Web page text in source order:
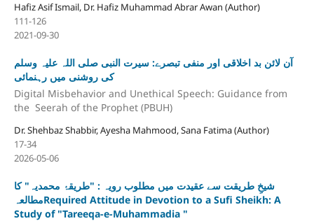
Hafiz Asif Ismail, Dr. Hafiz Muhammad Abrar Awan (Author)
111-126
2021-09-30
آن لائن بد اخلاقی اور منفی تبصرے: سیرت النبی صلی اللہ علیہ وسلم
کی روشنی میں رہنمائی
Digital Misbehavior and Unethical Speech: Guidance from
the Seerah of the Prophet (PBUH)
Dr. Shehbaz Shabbir, Ayesha Mahmood, Sana Fatima (Author)
17-34
2026-05-06
شیخِ طریقت سے عقیدت میں مطلوب رویہ : "طریقۂ محمدیہ" کا
مطالعہRequired Attitude in Devotion to a Sufi Sheikh: A
Study of "Tareeqa-e-Muhammadia "